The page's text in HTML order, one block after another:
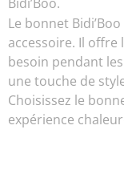
Bidi’Boo.
Le bonnet
accessoire. Il
besoin pendant
une touche de
Choisissez le
expérience